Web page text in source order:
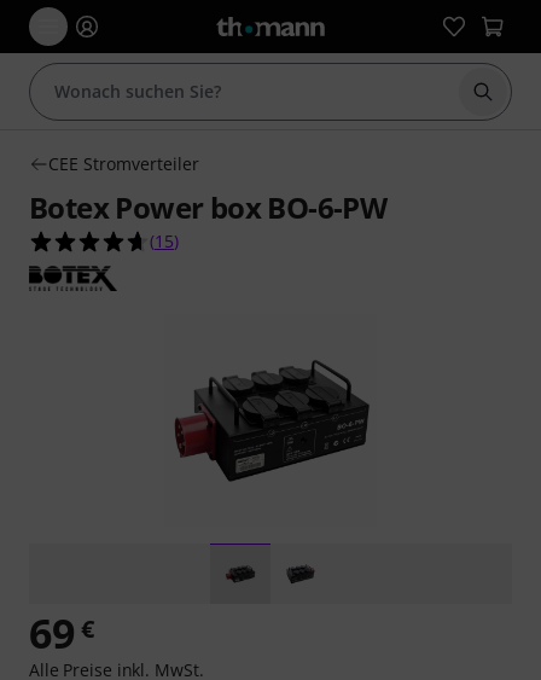
Suche
CEE Stromverteiler
Botex Power box BO-6-PW
4.7 von 5 Sternen aus 15 Kundenbewertungen
(15)
69 €
Alle Preise inkl. MwSt.